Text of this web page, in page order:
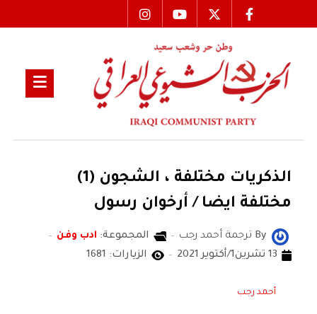
الذكريات مختلفة ، الشجون (1)
مختلفة ايضا / أرخوان رسول
By ترجمة أحمد رجب المجموعة: ادب وفن
13 تشرين1/أكتوير 2021
الزيارات: 1681
أحمد رجب